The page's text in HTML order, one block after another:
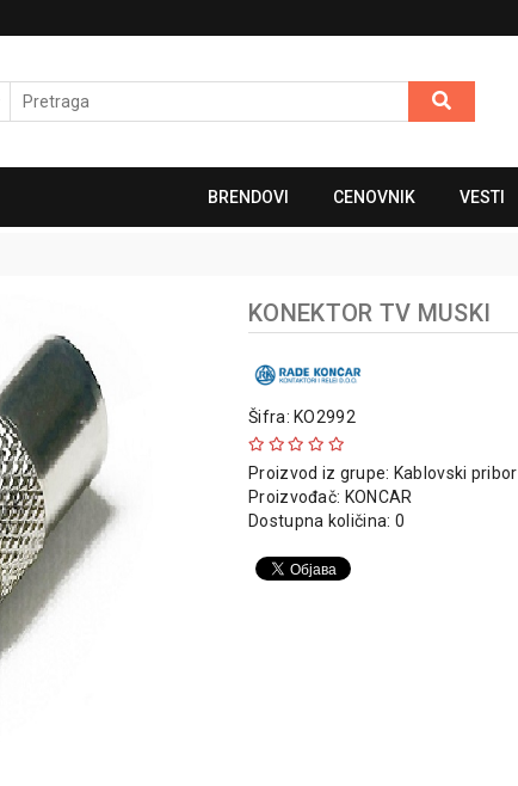
BRENDOVI CENOVNIK VESTI
KONEKTOR TV MUSKI
Šifra: KO2992
Proizvod iz grupe: Kablovski pribor
Proizvođač: KONCAR
Dostupna količina: 0